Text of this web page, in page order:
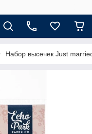
Набор высечек Just